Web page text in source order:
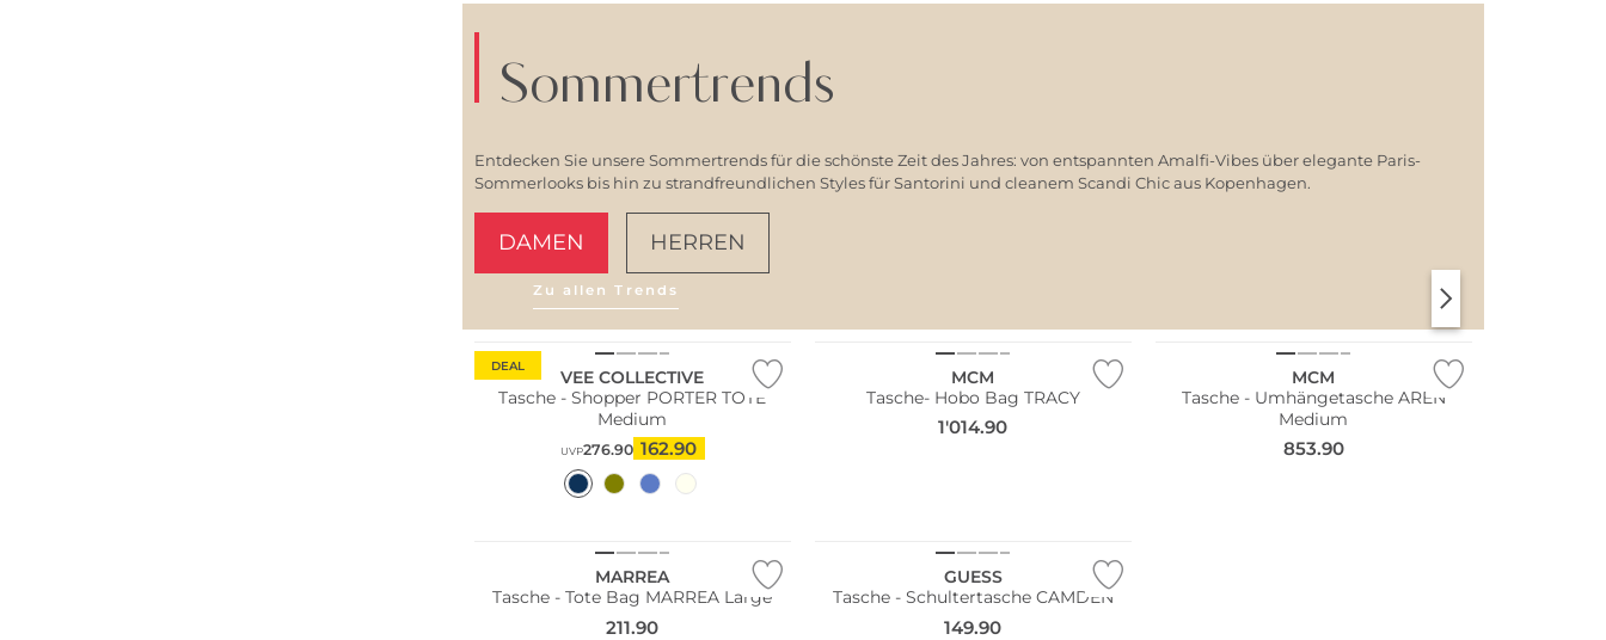
Sommertrends
Entdecken Sie unsere Sommertrends für die schönste Zeit des Jahres: von entspannten Amalfi-Vibes über elegante Paris-
Sommerlooks bis hin zu strandfreundlichen Styles für Santorini und cleanem Scandi Chic aus Kopenhagen.
DAMEN HERREN
Zu allen Trends
DEAL
VEE COLLECTIVE
Tasche - Shopper PORTER TOTE
Medium
UVP276.90 162.90
MCM
Tasche- Hobo Bag TRACY
1'014.90
MCM
Tasche - Umhängetasche AREN
Medium
853.90
MARREA
Tasche - Tote Bag MARREA Large
211.90
GUESS
Tasche - Schultertasche CAMDEN
149.90